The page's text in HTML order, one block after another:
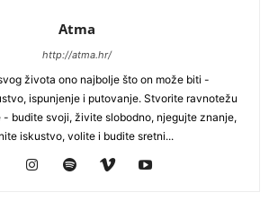
Atma
http://atma.hr/
života ono najbolje što on može biti -
ispunjenje i putovanje. Stvorite ravnotežu
- budite svoji, živite slobodno, njegujte znanje,
iskustvo, volite i budite sretni...